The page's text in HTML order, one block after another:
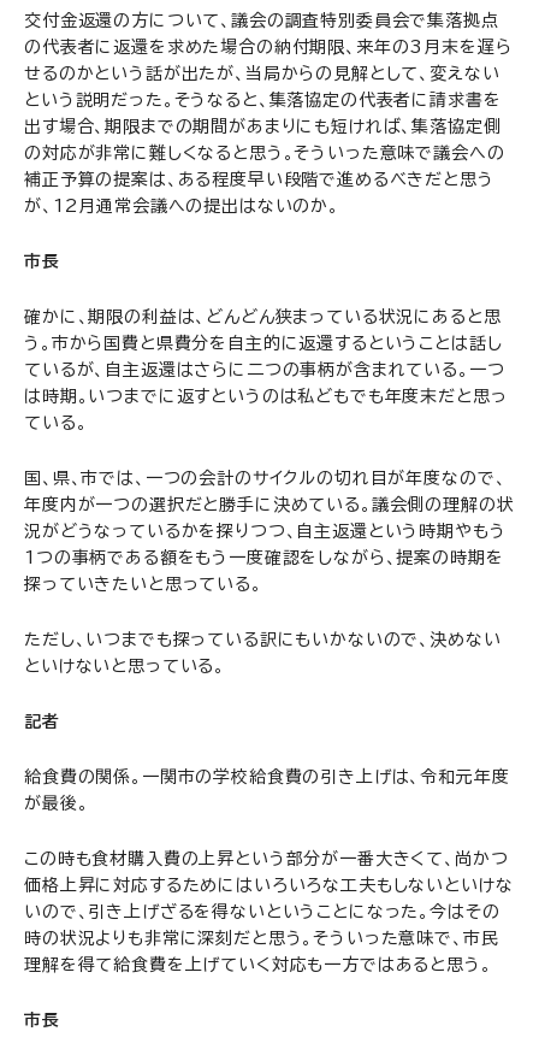
交付金返還の方について、議会の調査特別委員会で集落拠点
の代表者に返還を求めた場合の納付期限、来年の3月末を遅ら
せるのかという話が出たが、当局からの見解として、変えない
という説明だった。そうなると、集落協定の代表者に請求書を
出す場合、期限までの期間があまりにも短ければ、集落協定側
の対応が非常に難しくなると思う。そういった意味で議会への
補正予算の提案は、ある程度早い段階で進めるべきだと思う
が、12月通常会議への提出はないのか。
市長
確かに、期限の利益は、どんどん狭まっている状況にあると思
う。市から国費と県費分を自主的に返還するということは話し
ているが、自主返還はさらに二つの事柄が含まれている。一つ
は時期。いつまでに返すというのは私どもでも年度末だと思っ
ている。
国、県、市では、一つの会計のサイクルの切れ目が年度なので、
年度内が一つの選択だと勝手に決めている。議会側の理解の状
況がどうなっているかを探りつつ、自主返還という時期やもう
1つの事柄である額をもう一度確認をしながら、提案の時期を
探っていきたいと思っている。
ただし、いつまでも探っている訳にもいかないので、決めない
といけないと思っている。
記者
給食費の関係。一関市の学校給食費の引き上げは、令和元年度
が最後。
この時も食材購入費の上昇という部分が一番大きくて、尚かつ
価格上昇に対応するためにはいろいろな工夫もしないといけな
いので、引き上げざるを得ないということになった。今はその
時の状況よりも非常に深刻だと思う。そういった意味で、市民
理解を得て給食費を上げていく対応も一方ではあると思う。
市長